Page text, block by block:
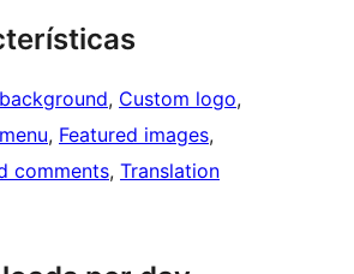
, Custom logo
, Featured images
comments, Translation